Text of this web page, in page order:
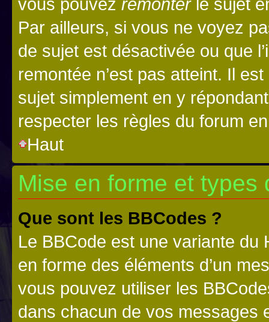
Par ailleurs, si vous ne voyez
de sujet est désactivée ou que
remontée n’est pas atteint. Il
sujet simplement en y
respecter les règles du forum
Haut
Mise en forme et types
Que sont les BBCodes ?
Le BBCode est une variante du
en forme des éléments d’un
vous pouvez utiliser les
dans chacun de vos messages